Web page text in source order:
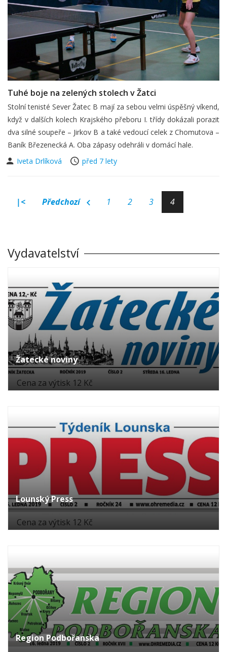
Tuhé boje na zelených stolech v Žatci
Stolní tenisté Sever Žatec B mají za sebou velmi úspěšný víkend,
když v dalších kolech Krajského přeboru I. třídy dokázali porazit
dva silné soupeře – Jirkov B a také vedoucí celek z Chomutova –
Baník Březenecká A. Oba zápasy odehráli v domácí hale.
Iveta Drlíková
před 7 lety
|< Předchozí 1 2 3 4
Vydavatelství
Žatecké noviny
Cena za výtisk 12 Kč
Lounský Press
Cena za výtisk 12 Kč
Region Podbořanska